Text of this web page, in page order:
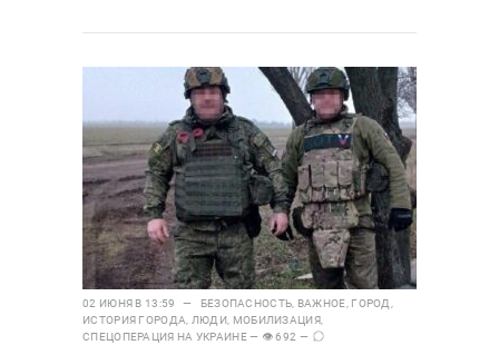
02 ИЮНЯ В 13:59 — БЕЗОПАСНОСТЬ ВАЖНОЕ ГОРОД
ИСТОРИЯ ГОРОДА
ЛЮДИ МОБИЛИЗАЦИЯ,
СПЕЦОПЕРАЦИЯ НА УКРАИНЕ— 👁 692 —